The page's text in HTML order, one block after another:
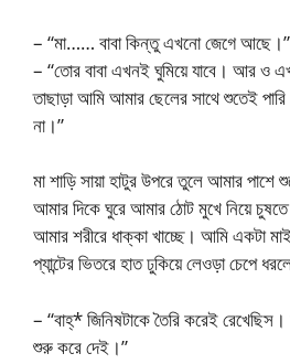
– “মা…… বাবা কিন্তু এখনো জেগে আছে।”
– “তোর বাবা এখনই ঘুমিয়ে যাবে। আর ও
তাছাড়া আমি আমার ছেলের সাথে শুতেই
না।”
মা শাড়ি সায়া হাটুর উপরে তুলে আমার
আমার দিকে ঘুরে আমার ঠোট মুখে নিয়ে
আমার শরীরে ধাক্কা খাচ্ছে। আমি একটা
প্যান্টের ভিতরে হাত ঢুকিয়ে লেওড়া চেপে
– “বাহ্* জিনিষটাকে তৈরি করেই
শুরু করে দেই।”